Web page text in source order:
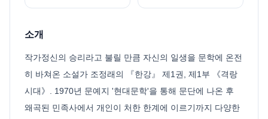
소개
작가정신의 승리라고 불릴 만큼 자신의 일생을 문학에 온전
히 바쳐온 소설가 조정래의 『한강』 제1권, 제1부 《격랑
시대》. 1970년 문예지 '현대문학'을 통해 문단에 나온 후
왜곡된 민족사에서 개인이 처한 한계에 이르기까지 다양한